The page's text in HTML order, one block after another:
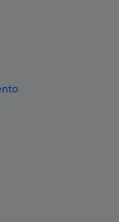
en Centro de
Vella
Cataluña